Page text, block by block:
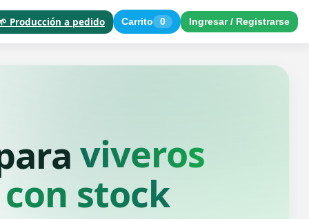
Producción a pedido Carrito 0 Ingresar / Registrarse
paisajistas
stock